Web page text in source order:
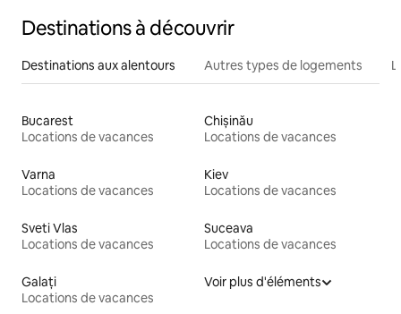
Destinations à découvrir
Destinations aux alentours Autres types de logements
Bucarest
Locations de vacances
Chișinău
Locations de vacances
Varna
Locations de vacances
Kiev
Locations de vacances
Sveti Vlas
Locations de vacances
Suceava
Locations de vacances
Galați
Locations de vacances
Voir plus d'éléments